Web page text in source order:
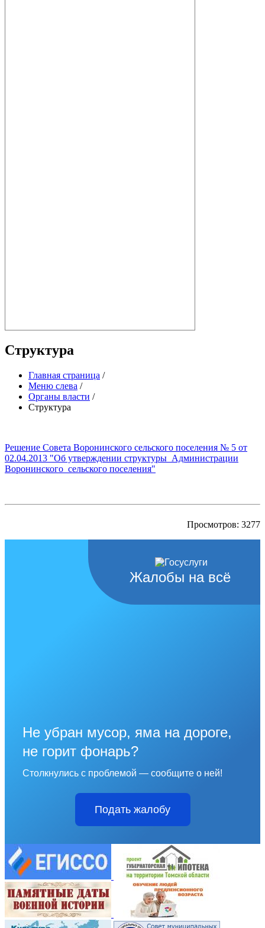
Структура
Главная страница /
Меню слева /
Органы власти /
Структура
Решение Совета Воронинского сельского поселения № 5 от
02.04.2013 "Об утверждении структуры Администрации
Воронинского сельского поселения"
Просмотров: 3277
Жалобы на всё
Не убран мусор, яма на дороге,
не горит фонарь?
Столкнулись с проблемой — сообщите о ней!
Подать жалобу